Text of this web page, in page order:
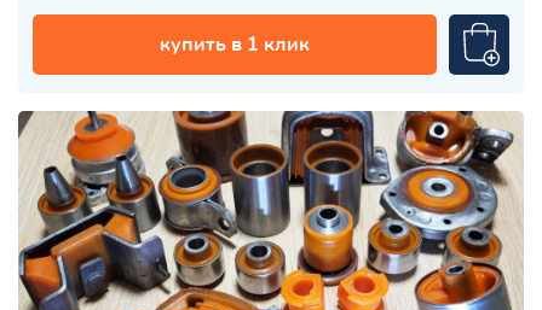
купить в 1 клик